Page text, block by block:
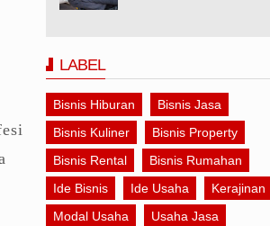
LABEL
Bisnis Hiburan
Bisnis Jasa
Bisnis Kuliner
Bisnis Property
Bisnis Rental
Bisnis Rumahan
Ide Bisnis
Ide Usaha
Kerajinan
Modal Usaha
Usaha Jasa